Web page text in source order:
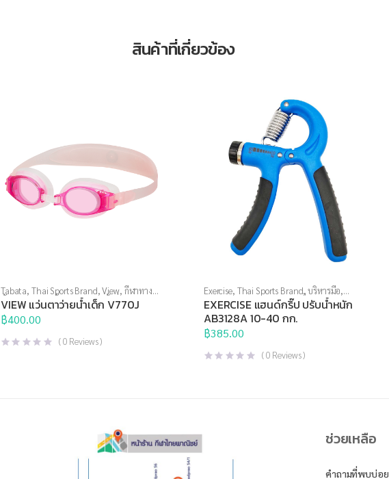
สินค้าที่เกี่ยวข้อง
Tabata, Thai Sports Brand,View, กีฬาทาง
น้ำ,แว่นตาว่ายน้ำ,แว่นตาว่ายน้ำทั่วไป, แว่นตา
ว่ายน้ำสำหรับเด็ก
VIEW แว่นตาว่ายน้ำเด็ก V770J
฿400.00
(0 Reviews )
Exercise, Thai Sports Brand,บริหารมือ,
อุปกรณ์บริหารกาย,อุปกรณ์เพื่อสุขภาพ
EXERCISE แฮนด์กริ๊ป ปรับน้ำหนัก
AB3128A 10-40 กก.
฿385.00
(0 Reviews )
ช่วยเหลือ
คำถามที่พบบ่อย